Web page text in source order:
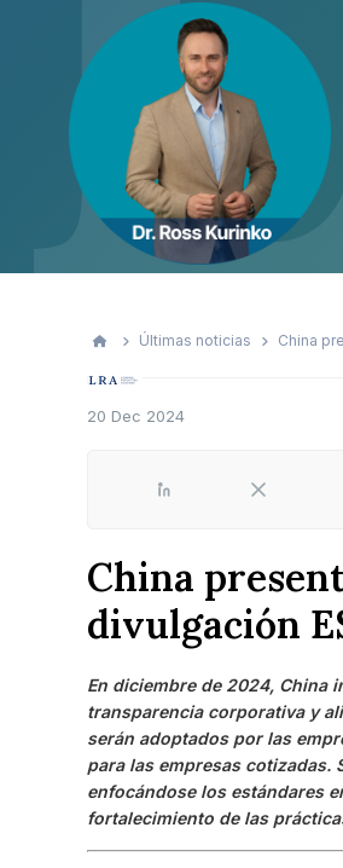
Últimas noticias China
20 Dec 2024
LinkedIn X
China
divulgación
En diciembre de 2024, China
transparencia corporativa y
serán adoptados por las
para las empresas cotizadas.
enfocándose los estándares
fortalecimiento de las